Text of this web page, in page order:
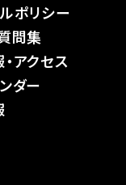
ポリシー
問集
アクセス
ダー